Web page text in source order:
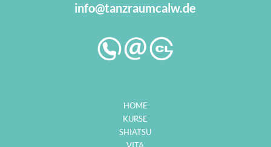
info@tanzraumcalw.de
HOME
KURSE
SHIATSU
VITA